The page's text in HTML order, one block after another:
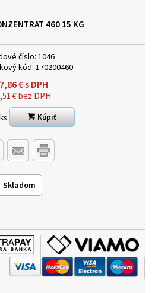
460 15 KG
číslo: 1046
kód: 170200460
€s DPH
€bez DPH
ks Kúpiť
Skladom